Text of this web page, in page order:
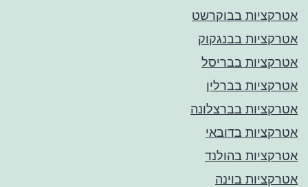
אטרקציות בבוקרשט
אטרקציות בבנגקוק
אטרקציות בבריסל
אטרקציות בברלין
אטרקציות בברצלונה
אטרקציות בדובאי
אטרקציות בהולנד
אטרקציות בוינה